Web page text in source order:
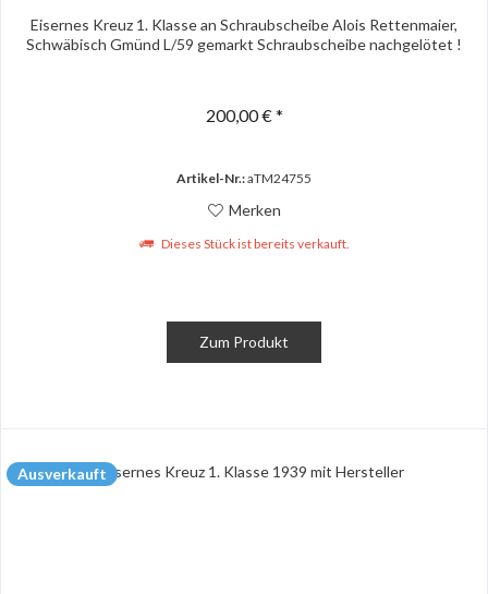
Eisernes Kreuz 1. Klasse an Schraubscheibe Alois Rettenmaier,
Schwäbisch Gmünd L/59 gemarkt Schraubscheibe nachgelötet !
200,00 € *
Artikel-Nr.:aTM24755
Merken
Dieses Stück ist bereits verkauft.
Zum Produkt
Ausverkauft